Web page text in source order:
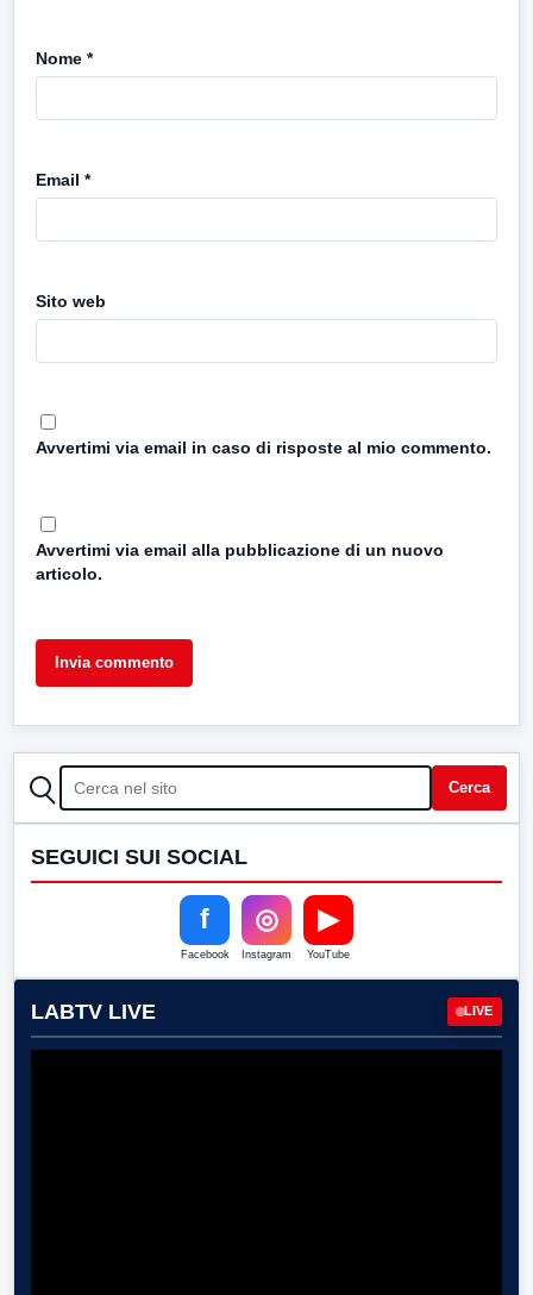
Nome *
Email *
Sito web
Avvertimi via email in caso di risposte al mio commento.
Avvertimi via email alla pubblicazione di un nuovo
articolo.
CERCA Cerca
SEGUICI SUI SOCIAL
f
Facebook
◎
Instagram
▶
YouTube
LABTV LIVE LIVE